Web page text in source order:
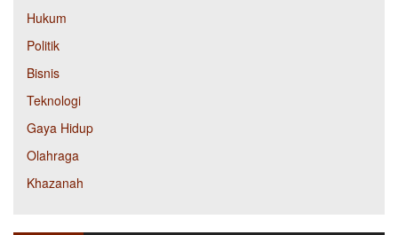
Hukum
Politik
Bisnis
Teknologi
Gaya Hidup
Olahraga
Khazanah